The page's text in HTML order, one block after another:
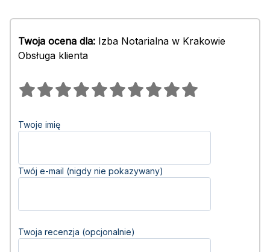
Twoja ocena dla: Izba Notarialna w Krakowie
Obsługa klienta
Twoje imię
Twój e-mail (nigdy nie pokazywany)
Twoja recenzja (opcjonalnie)